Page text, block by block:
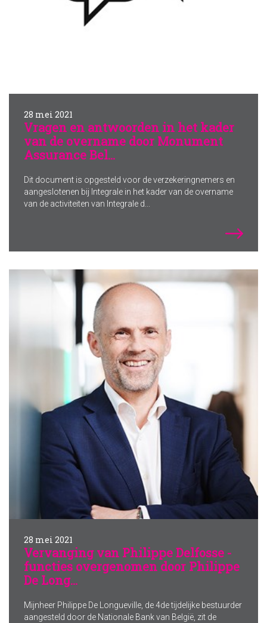
28 mei 2021
Vragen en antwoorden in het kader
van de overname door Monument
Assurance Bel...
Dit document is opgesteld voor de verzekeringnemers en
aangeslotenen bij Integrale in het kader van de overname
van de activiteiten van Integrale d...
28 mei 2021
Vervanging van Philippe Delfosse -
functies overgenomen door Philippe
De Long...
Mijnheer Philippe De Longueville, de 4de tijdelijke bestuurder
aangesteld door de Nationale Bank van België, zit de